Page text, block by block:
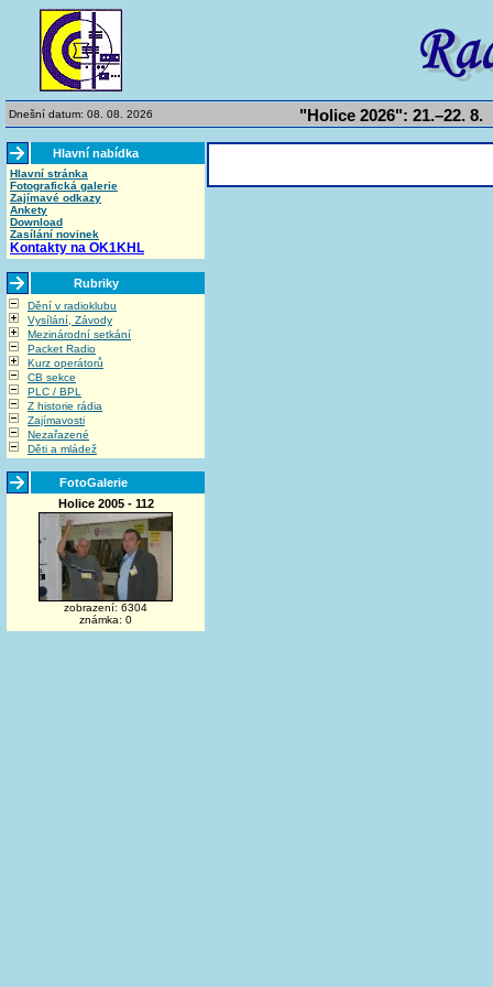
Dnešní datum: 08. 08. 2026 "Holice 2026": 21.–22. 8.
Hlavní nabídka
Hlavní stránka
Fotografická galerie
Zajímavé odkazy
Ankety
Download
Zasílání novinek
Kontakty na OK1KHL
Rubriky
Dění v radioklubu
Vysílání, Závody
Mezinárodní setkání
Packet Radio
Kurz operátorů
CB sekce
PLC / BPL
Z historie rádia
Zajímavosti
Nezařazené
Děti a mládež
FotoGalerie
Holice 2005 - 112
zobrazení: 6304
známka: 0